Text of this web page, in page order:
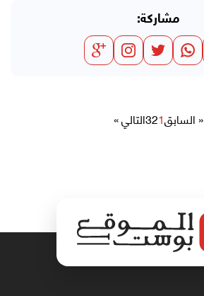
مشاركة:
« السابق1
2
3التالي »